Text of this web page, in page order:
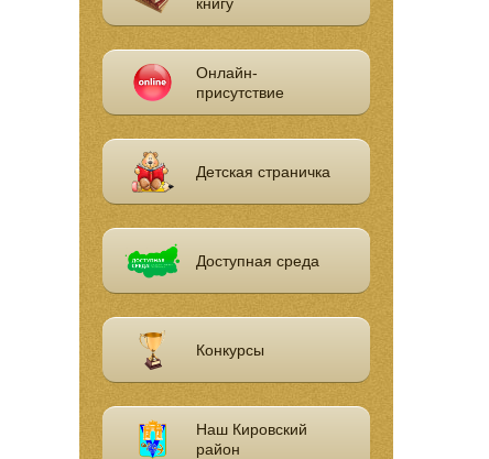
книгу
Онлайн-
присутствие
Детская страничка
Доступная среда
Конкурсы
Наш Кировский
район